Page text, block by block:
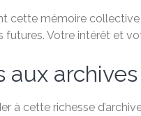
cette mémoire
futures. Votre intérêt et
aux archives
à cette richesse